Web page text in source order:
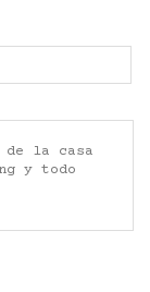
de la casa
y todo